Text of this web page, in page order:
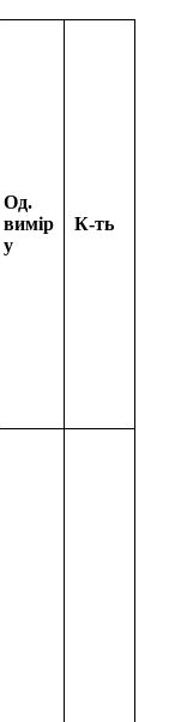
Од.
вимір
у
К-ть